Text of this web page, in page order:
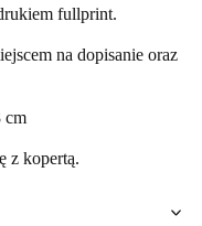
fullprint.
na dopisanie oraz
cm
z kopertą.